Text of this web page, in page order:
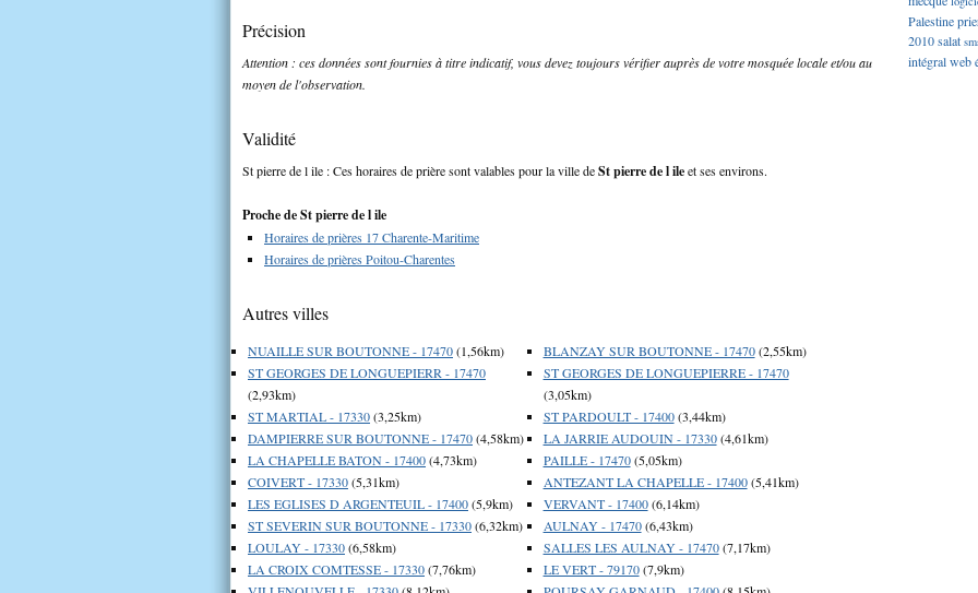
Précision
Attention : ces données sont fournies à titre indicatif, vous devez toujours vérifier auprès de votre mosquée locale et/ou au
moyen de l'observation.
Validité
St pierre de l ile : Ces horaires de prière sont valables pour la ville deSt pierre de l ileet ses environs.
Proche de St pierre de l ile
Horaires de prières 17 Charente-Maritime
Horaires de prières Poitou-Charentes
Autres villes
NUAILLE SUR BOUTONNE - 17470(1,56km)
ST GEORGES DE LONGUEPIERR - 17470
(2,93km)
ST MARTIAL - 17330(3,25km)
DAMPIERRE SUR BOUTONNE - 17470(4,58km)
LA CHAPELLE BATON - 17400(4,73km)
COIVERT - 17330(5,31km)
LES EGLISES D ARGENTEUIL - 17400(5,9km)
ST SEVERIN SUR BOUTONNE - 17330(6,32km)
LOULAY - 17330(6,58km)
LA CROIX COMTESSE - 17330(7,76km)
BLANZAY SUR BOUTONNE - 17470(2,55km)
ST GEORGES DE LONGUEPIERRE - 17470
(3,05km)
ST PARDOULT - 17400(3,44km)
LA JARRIE AUDOUIN - 17330(4,61km)
PAILLE - 17470(5,05km)
ANTEZANT LA CHAPELLE - 17400(5,41km)
VERVANT - 17400(6,14km)
AULNAY - 17470(6,43km)
SALLES LES AULNAY - 17470(7,17km)
LE VERT - 79170(7,9km)
Palestine
2010salat
intégralweb